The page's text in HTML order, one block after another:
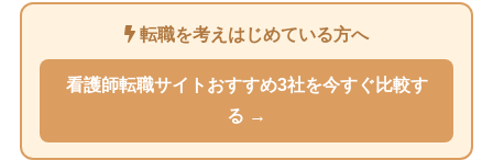
転職を考えはじめている方へ
看護師転職サイトおすすめ3社を今すぐ比較す
る →